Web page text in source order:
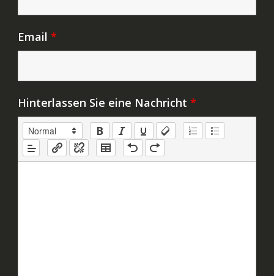
Email *
Hinterlassen Sie eine Nachricht *